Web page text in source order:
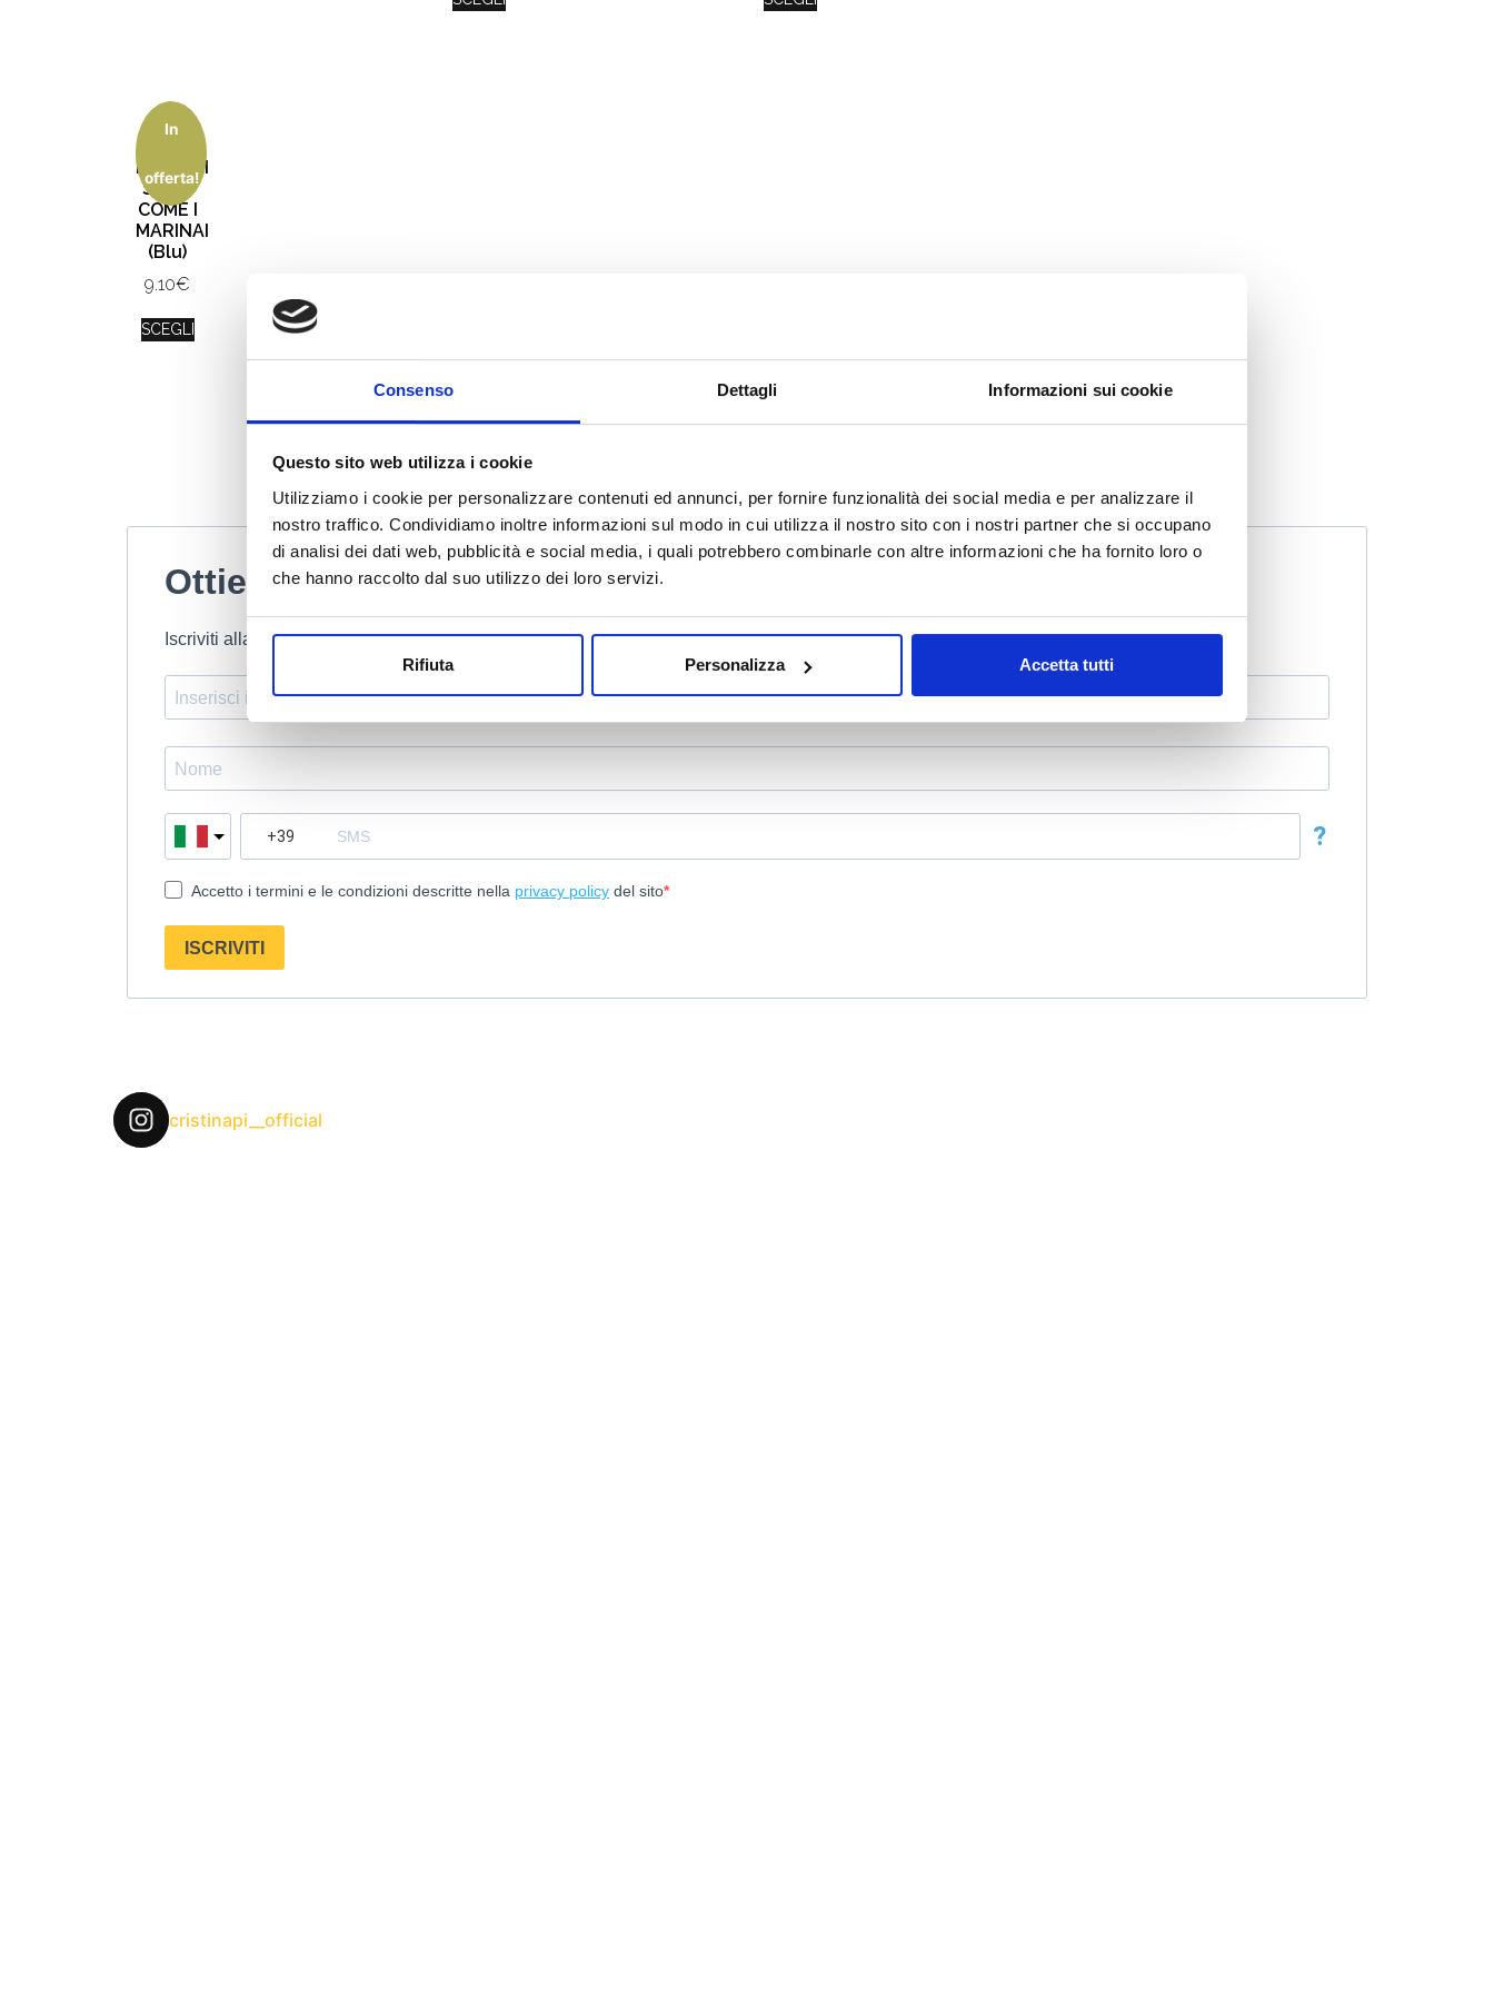
Consenso Dettagli Informazioni sui cookie
Questo sito web utilizza i cookie
Utilizziamo i cookie per personalizzare contenuti ed annunci, per fornire funzionalità dei social media e per analizzare il
nostro traffico. Condividiamo inoltre informazioni sul modo in cui utilizza il nostro sito con i nostri partner che si occupano
di analisi dei dati web, pubblicità e social media, i quali potrebbero combinarle con altre informazioni che ha fornito loro o
che hanno raccolto dal suo utilizzo dei loro servizi.
Rifiuta Personalizza Accetta tutti
In
offerta!
BAMBINI
SONO
COME I
MARINAI
(Blu)
9.10€
SCEGLI
Ottieni subito il 10% di sconto!
Iscriviti alla newsletter e ricevi subito un incredibile 10% di sconto sul tuo prossimo acquisto.
?
Accetto i termini e le condizioni descritte nella privacy policy del sito
ISCRIVITI
cristinapi__official